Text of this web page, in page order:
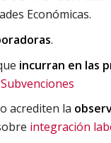
Económicas.
.
incurran en las
acrediten la
integración